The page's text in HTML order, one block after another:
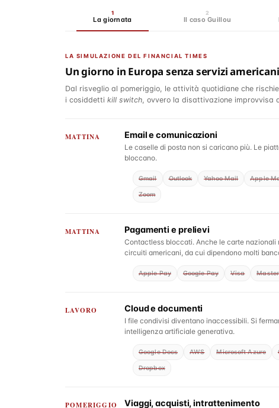
1
La giornata
2
Il caso Guillou
LA SIMULAZIONE DEL FINANCIAL TIMES
Un giorno in Europa senza servizi americani
Dal risveglio al pomeriggio, le attività quotidiane che
i cosiddetti kill switch, ovvero la disattivazione improvvisa
MATTINA Email e comunicazioni
Le caselle di posta non si caricano più. Le
bloccano.
Gmail Outlook Yahoo Mail Apple
Zoom
MATTINA Pagamenti e prelievi
Contactless bloccati. Anche le carte
circuiti americani, da cui dipendono molti
Apple Pay Google Pay Visa
LAVORO Cloud e documenti
I file condivisi diventano inaccessibili. Si
intelligenza artificiale generativa.
Google Docs AWS Microsoft Azure
Dropbox
POMERIGGIO Viaggi, acquisti, intrattenimento